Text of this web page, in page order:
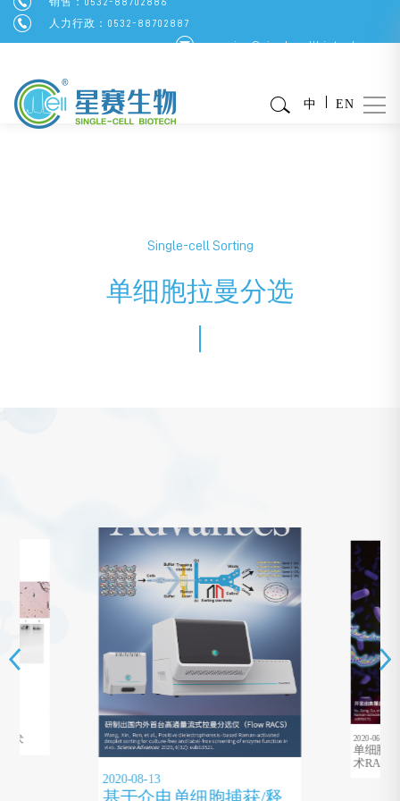
销售：0532-88702886
人力行政：0532-88702887
service@singlecellbiotech.com
中 EN
Single-cell Sorting
单细胞拉曼分选
术
2020-08-13
2020-06-10
单细胞
术RAGE-